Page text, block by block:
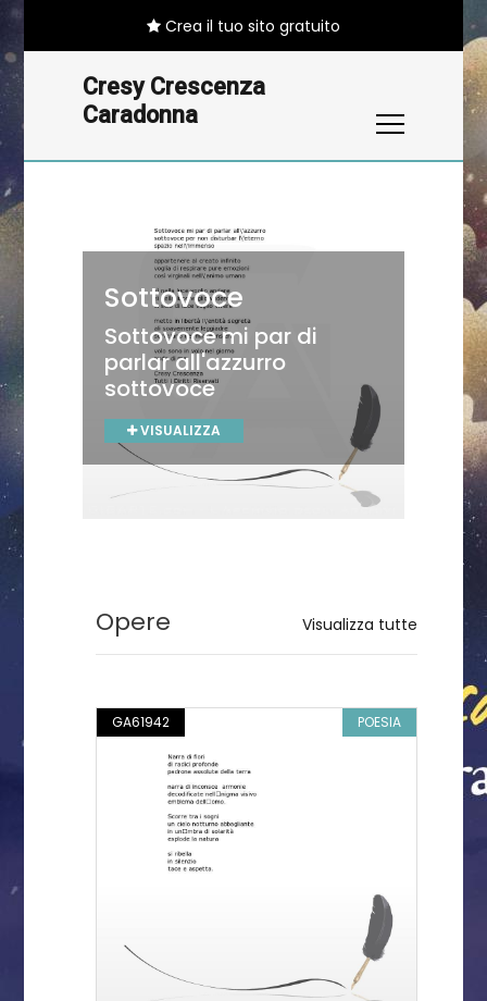
Crea il tuo sito gratuito
Cresy Crescenza
Caradonna
Sottovoce
Sottovoce mi par di
parlar all'azzurro
sottovoce
VISUALIZZA
FOTOGRAFIA
Terra mia
VISUALIZZA
Sottovoce
Sottovoce mi par di
parlar all'azzurro
sottovoce
VISUALIZZA
Visualizza tutte
Opere
GA61942 POESIA